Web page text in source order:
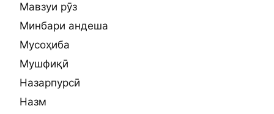
Мавзуи рӯз
Минбари андеша
Мусоҳиба
Мушфиқӣ
Назарпурсӣ
Назм